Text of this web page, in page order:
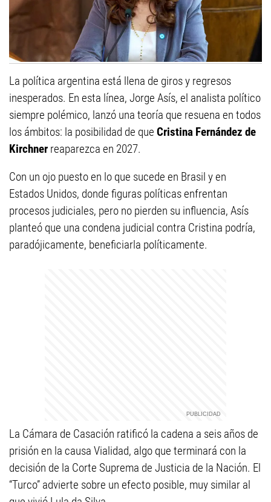
La política argentina está llena de giros y regresos
inesperados. En esta línea, Jorge Asís, el analista político
siempre polémico, lanzó una teoría que resuena en todos
los ámbitos: la posibilidad de que Cristina Fernández de
Kirchner reaparezca en 2027.
Con un ojo puesto en lo que sucede en Brasil y en
Estados Unidos, donde figuras políticas enfrentan
procesos judiciales, pero no pierden su influencia, Asís
planteó que una condena judicial contra Cristina podría,
paradójicamente, beneficiarla políticamente.
La Cámara de Casación ratificó la cadena a seis años de
prisión en la causa Vialidad, algo que terminará con la
decisión de la Corte Suprema de Justicia de la Nación. El
“Turco” advierte sobre un efecto posible, muy similar al